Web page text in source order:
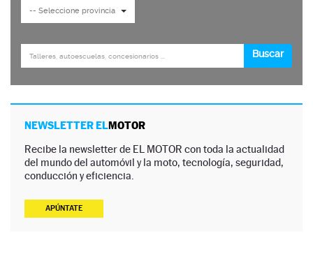
NEWSLETTER ELMOTOR
Recibe la newsletter de EL MOTOR con toda la actualidad
del mundo del automóvil y la moto, tecnología, seguridad,
conducción y eficiencia.
APÚNTATE